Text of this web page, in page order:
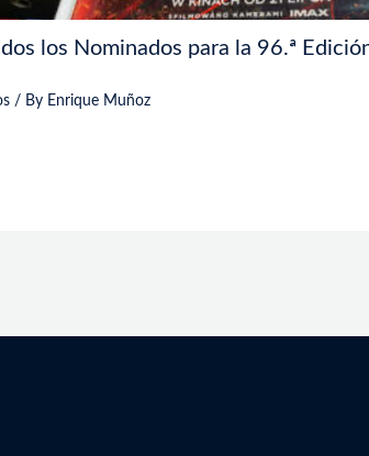
los Nominados para la 96.ª
/ By Enrique Muñoz